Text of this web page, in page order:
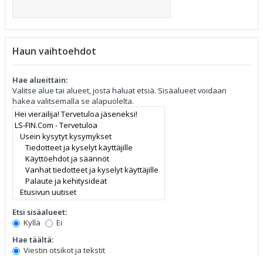
Haun vaihtoehdot
Hae alueittain:
Valitse alue tai alueet, josta haluat etsiä. Sisäalueet voidaan
hakea valitsemalla se alapuolelta.
Etsi sisäalueet:
Kyllä
Ei
Hae täältä:
Viestin otsikot ja tekstit